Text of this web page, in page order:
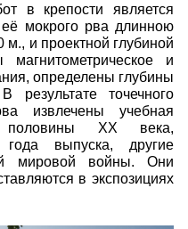
в крепости является
мокрого рва длинною
и проектной глубиной
и
определены глубины
точечного
извлечены учебная
ХХ века,
года выпуска, другие
мировой войны. Они
в экспозициях